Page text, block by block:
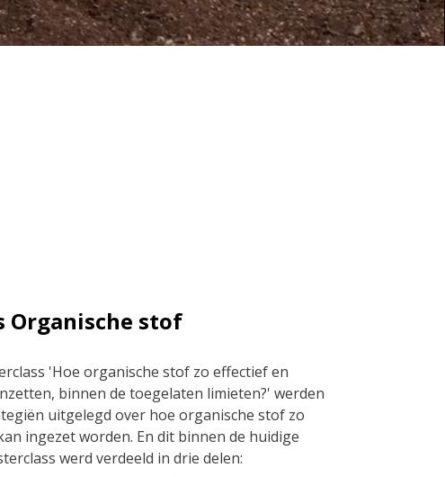
Organische stof
'Hoe organische stof zo effectief en
binnen de toegelaten limieten?' werden
uitgelegd over hoe organische stof zo
ingezet worden. En dit binnen de huidige
werd verdeeld in drie delen: